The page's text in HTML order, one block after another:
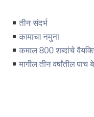
तीन संदर्भ
कामाचा नमुना
कमाल 800 शब्दांचे
मागील तीन वर्षांतील पाच